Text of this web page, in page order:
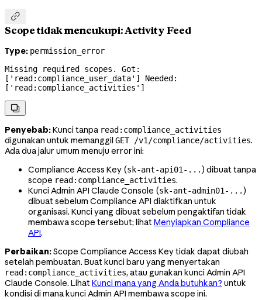

Scope tidak mencukupi: Activity Feed
Type: permission_error
Missing required scopes. Got:
['read:compliance_user_data'] Needed:
['read:compliance_activities']

Penyebab:Kunci tanpa read:compliance_activities
digunakan untuk memanggil GET /v1/compliance/activities.
Ada dua jalur umum menuju error ini:
Compliance Access Key (sk-ant-api01-...) dibuat tanpa
scope read:compliance_activities.
Kunci Admin API Claude Console (sk-ant-admin01-...)
dibuat sebelum Compliance API diaktifkan untuk
organisasi. Kunci yang dibuat sebelum pengaktifan tidak
membawa scope tersebut; lihatMenyiapkan Compliance
API.
Perbaikan:Scope Compliance Access Key tidak dapat diubah
setelah pembuatan. Buat kunci baru yang menyertakan
read:compliance_activities, atau gunakan kunci Admin API
Claude Console. LihatKunci mana yang Anda butuhkan? untuk
kondisi di mana kunci Admin API membawa scope ini.